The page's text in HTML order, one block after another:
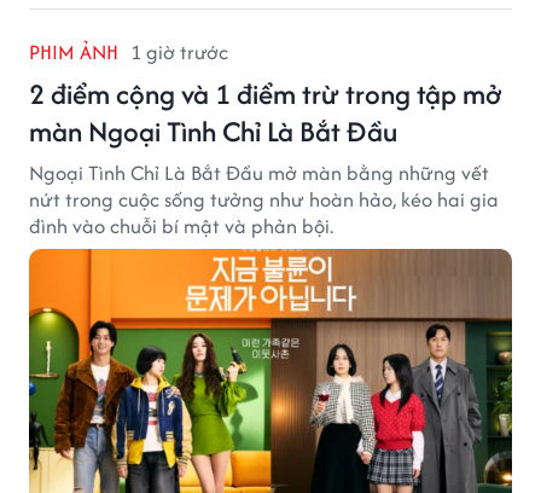
PHIM ẢNH 1 giờ trước
2 điểm cộng và 1 điểm trừ trong tập mở
màn Ngoại Tình Chỉ Là Bắt Đầu
Ngoại Tình Chỉ Là Bắt Đầu mở màn bằng những vết
nứt trong cuộc sống tưởng như hoàn hảo, kéo hai gia
đình vào chuỗi bí mật và phản bội.